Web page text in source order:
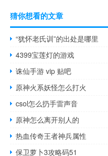
猜你想看的文章
“犹怀老氏训”的出处是哪里
4399宝莲灯的游戏
诛仙手游 vip 贴吧
原神火系妖怪怎么打火
csol怎么扔手雷声音
原神怎么离开别人的
热血传奇王者神兵属性
保卫萝卜3攻略码51